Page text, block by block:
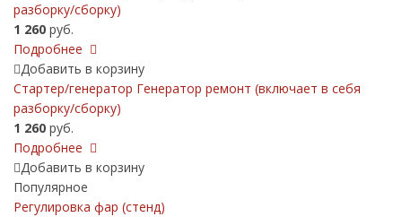
разборку/сборку)
1 260 руб.
Подробнее
Добавить в корзину
Стартер/генератор Генератор ремонт (включает в себя
разборку/сборку)
1 260 руб.
Подробнее
Добавить в корзину
Популярное
Регулировка фар (стенд)